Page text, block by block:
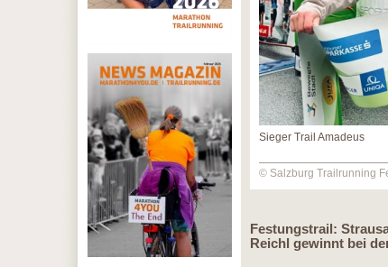
Sieger Trail Amadeus
© Salzburg Trailrunning
Festungstrail:
Reichl gewinnt bei